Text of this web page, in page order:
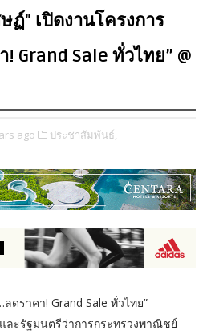
" เปิดงานโครงการ
Grand Sale ทั่วไทย” @
ago ประชาสัมพันธ์,
ดราคา! Grand Sale ทั่วไทย”
ละรัฐมนตรีว่าการกระทรวงพาณิชย์